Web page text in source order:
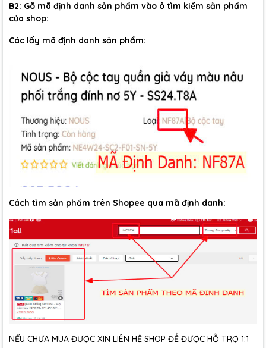
B2: Gõ mã định danh sản phẩm vào ô tìm kiếm sản phẩm
của shop:
Các lấy mã định danh sản phẩm:
Cách tìm sản phẩm trên Shopee qua mã định danh:
NẾU CHƯA MUA ĐƯỢC XIN LIÊN HỆ SHOP ĐỂ ĐƯỢC HỖ TRỢ 1:1